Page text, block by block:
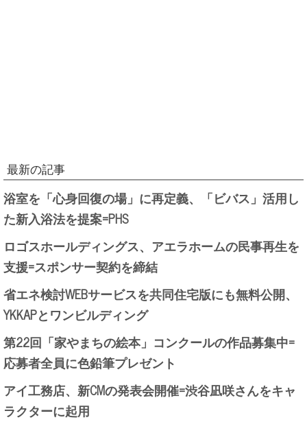
最新の記事
浴室を「心身回復の場」に再定義、「ビバス」活用し
た新入浴法を提案=PHS
ロゴスホールディングス、アエラホームの民事再生を
支援=スポンサー契約を締結
省エネ検討WEBサービスを共同住宅版にも無料公開、
YKKAPとワンビルディング
第22回「家やまちの絵本」コンクールの作品募集中=
応募者全員に色鉛筆プレゼント
アイ工務店、新CMの発表会開催=渋谷凪咲さんをキャ
ラクターに起用